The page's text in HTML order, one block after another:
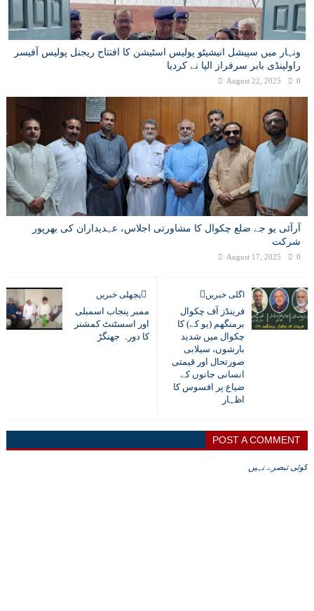
ونہار میں سپیشل انیشیٹو پولیس اسٹیشن کا افتتاح ریجنل پولیس آفیسر
راولپنڈی بابر سرفراز الپا نے کردیا
August 22, 2025 0
آرآئی یو جے ضلع چکوال کا مشاورتی اجلاس، عہدیداران کی بھرپور
شرکت
August 17, 2025 0
اگلی خبریں
فرینڈز آف چکوال
برمنگھم (یو کے) کا
چکوال میں شدید
بارشوں، سیلابی
صورتحال اور قیمتی
انسانی جانوں کے
ضیاع پر افسوس کا
اظہار
پچھلی خبریں
ممبر پنجاب اسمبلی
اور اسسٹنٹ کمشنر
کا دورہ جھنگڑ
POST A COMMENT
کوئی تبصرے نہیں